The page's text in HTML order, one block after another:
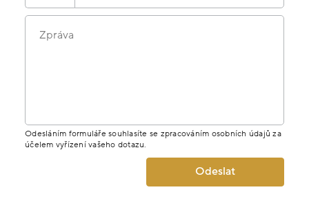
Zpráva
Odesláním formuláře souhlasíte se zpracováním osobních údajů za
účelem vyřízení vašeho dotazu.
Odeslat